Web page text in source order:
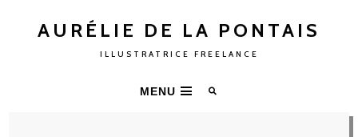
AURÉLIE DE LA PONTAIS
ILLUSTRATRICE FREELANCE
MENU